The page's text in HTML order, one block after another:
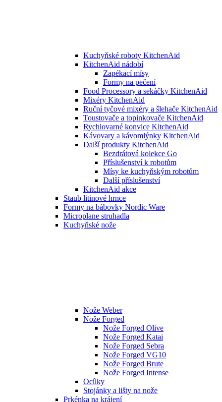
Kuchyňské roboty KitchenAid
KitchenAid nádobí
Zapékací mísy
Formy na pečení
Food Processory a sekáčky KitchenAid
Mixéry KitchenAid
Ruční tyčové mixéry a šlehače KitchenAid
Toustovače a topinkovače KitchenAid
Rychlovarné konvice KitchenAid
Kávovary a kávomlýnky KitchenAid
Další produkty KitchenAid
Bezdrátová kolekce Go
Příslušenství k robotům
Mísy ke kuchyňským robotům
Další příslušenství
KitchenAid akce
Staub litinové hrnce
Formy na bábovky Nordic Ware
Microplane struhadla
Kuchyňské nože
Nože Weber
Nože Forged
Nože Forged Olive
Nože Forged Katai
Nože Forged Sebra
Nože Forged VG10
Nože Forged Brute
Nože Forged Intense
Ocílky
Stojánky a lišty na nože
Prkénka na krájení